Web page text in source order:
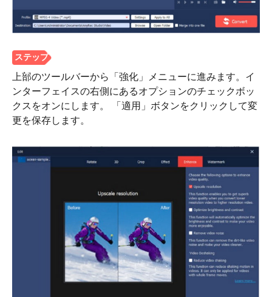
ステップ
1。
上部のツールバーから「強化」メニューに進みます。イ
ンターフェイスの右側にあるオプションのチェックボッ
クスをオンにします。 「適用」ボタンをクリックして変
更を保存します。